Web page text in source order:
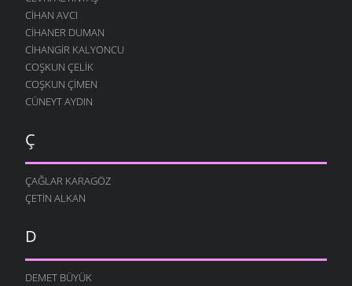
CIHAN AVCI
CIHANER DUMAN
CIHANGIR KALYONCU
COŞKUN ÇELIK
COŞKUN ÇIMEN
CÜNEYT AYDIN
Ç
ÇAĞLAR KARAGÖZ
ÇETIN ALKAN
D
DEMET BÜYÜK